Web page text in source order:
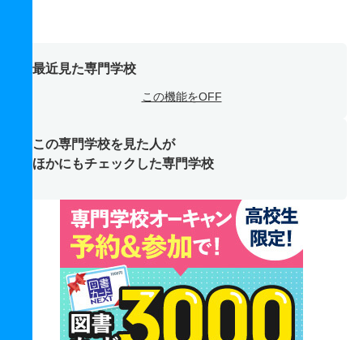
最近見た専門学校
この機能をOFF
この専門学校を見た人が
ほかにもチェックした専門学校